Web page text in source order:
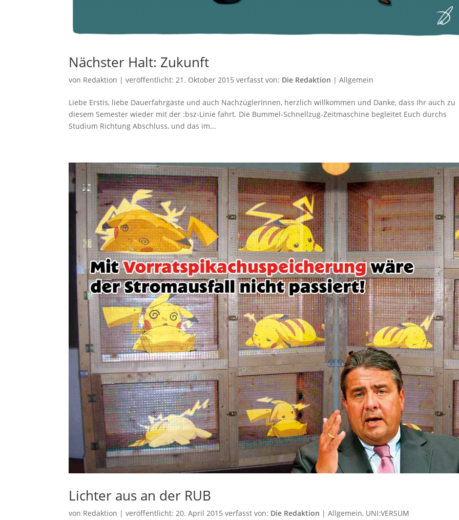
Nächster Halt: Zukunft
von Redaktion |veröffentlicht:21. Oktober 2015 verfasst von: Die Redaktion |Allgemein
Liebe Erstis, liebe Dauerfahrgäste und auch NachzüglerInnen, herzlich willkommen und Danke, dass Ihr auch zu
diesem Semester wieder mit der :bsz-Linie fahrt. Die Bummel-Schnellzug-Zeitmaschine begleitet Euch durchs
Studium Richtung Abschluss, und das im...
Lichter aus an der RUB
von Redaktion |veröffentlicht: 20. April 2015 verfasst von: Die Redaktion |Allgemein, UNI:VERSUM